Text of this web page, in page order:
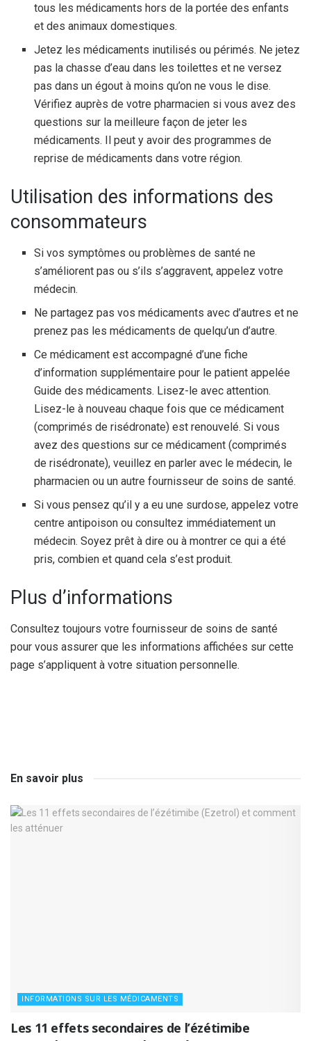
tous les médicaments hors de la portée des enfants
et des animaux domestiques.
Jetez les médicaments inutilisés ou périmés. Ne jetez
pas la chasse d’eau dans les toilettes et ne versez
pas dans un égout à moins qu’on ne vous le dise.
Vérifiez auprès de votre pharmacien si vous avez des
questions sur la meilleure façon de jeter les
médicaments. Il peut y avoir des programmes de
reprise de médicaments dans votre région.
Utilisation des informations des
consommateurs
Si vos symptômes ou problèmes de santé ne
s’améliorent pas ou s’ils s’aggravent, appelez votre
médecin.
Ne partagez pas vos médicaments avec d’autres et ne
prenez pas les médicaments de quelqu’un d’autre.
Ce médicament est accompagné d’une fiche
d’information supplémentaire pour le patient appelée
Guide des médicaments. Lisez-le avec attention.
Lisez-le à nouveau chaque fois que ce médicament
(comprimés de risédronate) est renouvelé. Si vous
avez des questions sur ce médicament (comprimés
de risédronate), veuillez en parler avec le médecin, le
pharmacien ou un autre fournisseur de soins de santé.
Si vous pensez qu’il y a eu une surdose, appelez votre
centre antipoison ou consultez immédiatement un
médecin. Soyez prêt à dire ou à montrer ce qui a été
pris, combien et quand cela s’est produit.
Plus d’informations
Consultez toujours votre fournisseur de soins de santé
pour vous assurer que les informations affichées sur cette
page s’appliquent à votre situation personnelle.
En savoir plus
INFORMATIONS SUR LES MÉDICAMENTS
Les 11 effets secondaires de l’ézétimibe